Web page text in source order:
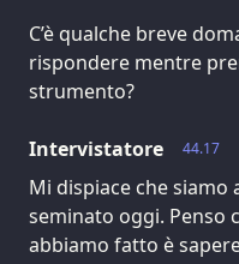
C’è qualche breve
rispondere mentre
strumento?
44.17
Intervistatore
Mi dispiace che siamo
seminato oggi. Penso
abbiamo fatto è